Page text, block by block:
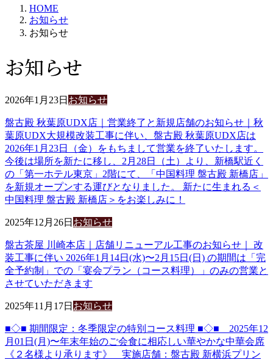
HOME
お知らせ
お知らせ
お知らせ
2026年1月23日 お知らせ
盤古殿 秋葉原UDX店｜営業終了と新規店舗のお知らせ｜秋
葉原UDX大規模改装工事に伴い、盤古殿 秋葉原UDX店は
2026年1月23日（金）をもちまして営業を終了いたします。
今後は場所を新たに移し、2月28日（土）より、新橋駅近く
の「第一ホテル東京」2階にて、「中国料理 盤古殿 新橋店」
を新規オープンする運びとなりました。 新たに生まれる＜
中国料理 盤古殿 新橋店＞をお楽しみに！
2025年12月26日 お知らせ
盤古茶屋 川崎本店｜店舗リニューアル工事のお知らせ｜ 改
装工事に伴い 2026年1月14日(水)〜2月15日(日) の期間は「完
全予約制」での「宴会プラン（コース料理）」のみの営業と
させていただきます
2025年11月17日 お知らせ
■◇■ 期間限定：冬季限定の特別コース料理 ■◇■ 2025年12
月01日(月)〜年末年始のご会食に相応しい華やかな中華会席
《２名様より承ります》 実施店舗：盤古殿 新横浜プリン